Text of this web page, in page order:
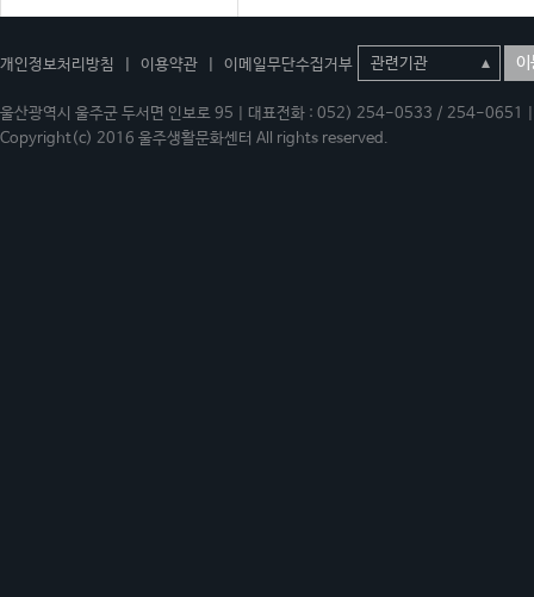
개인정보처리방침 이용약관 이메일무단수집거부 이
울산광역시 울주군 두서면 인보로 95 | 대표전화 : 052) 254-0533 / 254-
Copyright(c) 2016 울주생활문화센터 All rights reserved.